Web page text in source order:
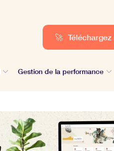
🚀
Gestion de la performance